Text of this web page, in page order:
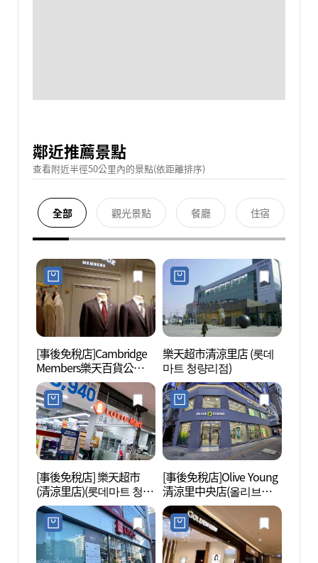
鄰近推薦景點
查看附近半徑50公里內的景點(依距離排序)
全部 觀光景點 餐廳 住宿
[事後免稅店]Cambridge
Members樂天百貨公司清
涼里店(캠브리지멤버스
롯데백화점 청량리점)
樂天超市清涼里店 (롯데
마트 청량리점)
[事後免稅店] 樂天超市
(清涼里店)(롯데마트 청량
리점)
[事後免稅店]Olive Young
清涼里中央店(올리브영
청량리중앙점)